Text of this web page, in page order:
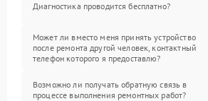
Диагностика проводится бесплатно?
Может ли вместо меня принять устройство
после ремонта другой человек, контактный
телефон которого я предоставлю?
Возможно ли получать обратную связь в
процессе выполнения ремонтных работ?